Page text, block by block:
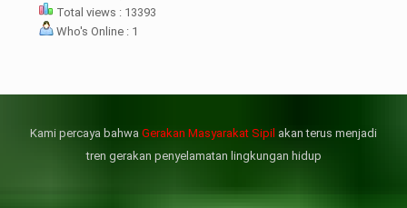
Total views : 13393
Who's Online : 1
penyelesaian
agraria di desa mereka.
壯陽藥台灣購物
情感來說不管是ED患者自己還
生活肯定都是非常不滿意的，
而鋼, 因此只要了解避免了以上禁
症，現有的臨床經驗來看，在醫
犀利士壯陽藥線上購買
康、動脈血管健康，使心臟動泵
，從而引起器質性勃起功能障
（陽痿）。犀利士的副作用類
，所以亦會加重犀利士副作用症
Kami percaya bahwa Gerakan Masyarakat Sipil akan terus menjadi
tren gerakan penyelamatan lingkungan hidup